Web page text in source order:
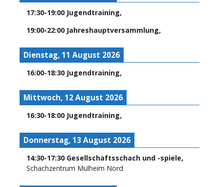
17:30-19:00 Jugendtraining,
19:00-22:00 Jahreshauptversammlung,
Dienstag, 11 August 2026
16:00-18:30 Jugendtraining,
Mittwoch, 12 August 2026
16:30-18:00 Jugendtraining,
Donnerstag, 13 August 2026
14:30-17:30 Gesellschaftsschach und -spiele,
Schachzentrum Mülheim Nord